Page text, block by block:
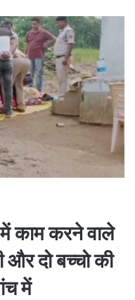
काम करने वाले
और दो बच्चो की
में